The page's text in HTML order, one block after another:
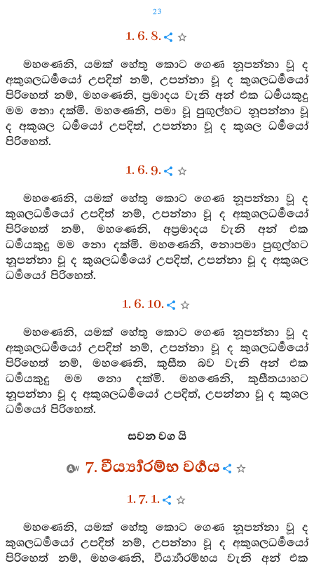
23
1. 6. 8.
මහණෙනි, යමක් හේතු කොට ගෙණ නූපන්නා වූ ද
අකුශලධර්‍මයෝ උපදිත් නම්, උපන්නා වූ ද කුශලධර්‍මයෝ
පිරිහෙත් නම්, මහණෙනි, ප්‍රමාදය වැනි අන් එක ධර්‍මයකුදු
මම නො දක්මි. මහණෙනි, පමා වූ පුඟුල්හට නූපන්නා වූ
ද අකුශල ධර්‍මයෝ උපදිත්, උපන්නා වූ ද කුශල ධර්‍මයෝ
පිරිහෙත්.
1. 6. 9.
මහණෙනි, යමක් හේතු කොට ගෙණ නූපන්නා වූ ද
කුශලධර්‍මයෝ උපදිත් නම්, උපන්නා වූ ද අකුශලධර්‍මයෝ
පිරිහෙත් නම්, මහණෙනි, අප්‍රමාදය වැනි අන් එක
ධර්‍මයකුදු මම නො දක්මි. මහණෙනි, නොපමා පුඟුල්හට
නූපන්නා වූ ද කුශලධර්‍මයෝ උපදිත්, උපන්නා වූ ද අකුශල
ධර්‍මයෝ පිරිහෙත්.
1. 6. 10.
මහණෙනි, යමක් හේතු කොට ගෙණ නූපන්නා වූ ද
අකුශලධර්‍මයෝ උපදිත් නම්, උපන්නා වූ ද කුශලධර්‍මයෝ
පිරිහෙත් නම්, මහණෙනි, කුසීත බව වැනි අන් එක
ධර්‍මයකුදු මම නො දක්මි. මහණෙනි, කුසීතයාහට
නූපන්නා වූ ද අකුශලධර්‍මයෝ උපදිත්, උපන්නා වූ ද කුශල
ධර්‍මයෝ පිරිහෙත්.
සවන වග යි
7. වීර්‍ය්‍යාරම්භ වර්‍ගය
1. 7. 1.
මහණෙනි, යමක් හේතු කොට ගෙණ නූපන්නා වූ ද
කුශලධර්‍මයෝ උපදිත් නම්, උපන්නා වූ ද අකුශලධර්‍මයෝ
පිරිහෙත් නම්, මහණෙනි, වීර්‍ය්‍යාරම්භය වැනි අන් එක